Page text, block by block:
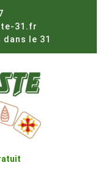
31.fr
dans le 31